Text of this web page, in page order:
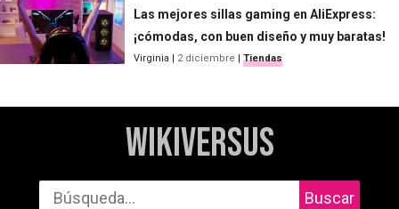
Las mejores sillas gaming en AliExpress:
¡cómodas, con buen diseño y muy baratas!
Virginia | 2 diciembre | Tiendas
WikiVersus
Buscar